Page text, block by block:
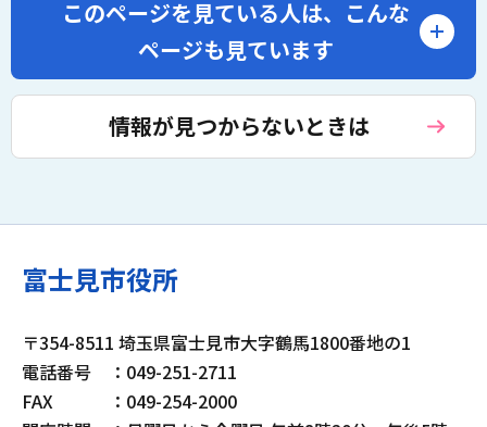
このページを見ている人は、 こんな
ページも見ています
情報が見つからないときは
富士見市役所
〒354-8511 埼玉県富士見市大字鶴馬1800番地の1
電話番号
：049-251-2711
FAX
：049-254-2000